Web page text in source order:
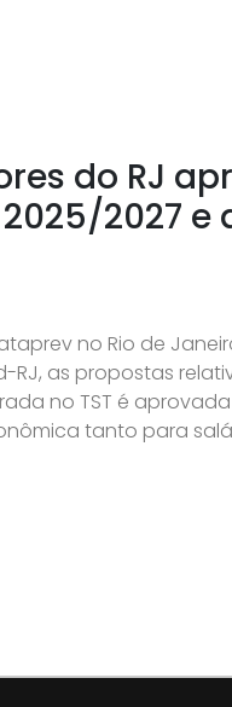
do RJ
2027 e
no Rio de
as propostas
no TST é
tanto para